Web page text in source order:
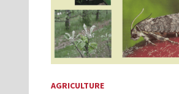
AGRICULTURE